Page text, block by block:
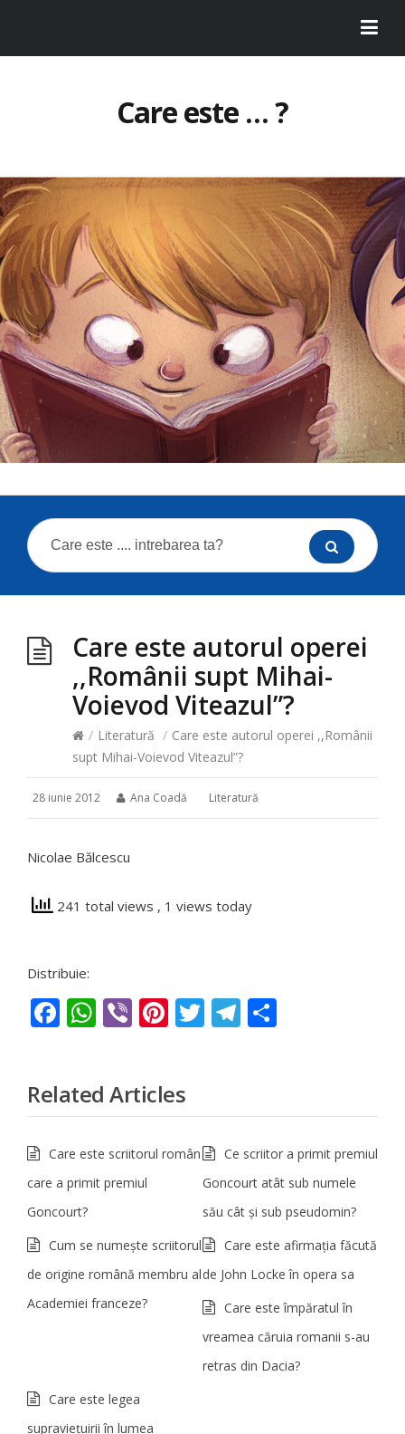
Care este … ?
Care este autorul operei
,,Românii supt Mihai-
Voievod Viteazul”?
/ Literatură / Care este autorul operei ,,Românii
supt Mihai-Voievod Viteazul”?
28 iunie 2012 Ana Coadă Literatură
Nicolae Bălcescu
241 total views , 1 views today
Distribuie:
Facebook
WhatsApp
ViberPinterest
TwitterTelegram
Related Articles
Care este scriitorul român
care a primit premiul
Goncourt?
Ce scriitor a primit premiul
Goncourt atât sub numele
său cât și sub pseudomin?
Cum se numește scriitorul
de origine română membru al
Academiei franceze?
Care este afirmaţia făcută
de John Locke în opera sa
Care este împăratul în
vreamea căruia romanii s-au
retras din Dacia?
Care este legea
supravieţuirii în lumea